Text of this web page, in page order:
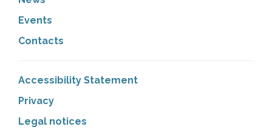
Events
Contacts
Accessibility Statement
Privacy
Legal notices